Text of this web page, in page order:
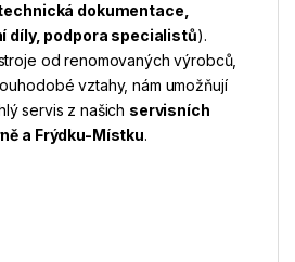
dokumentace,
díly, podpora specialistů).
od renomovaných výrobců,
vztahy, nám umožňují
servis z našich servisních
a Frýdku-Místku.